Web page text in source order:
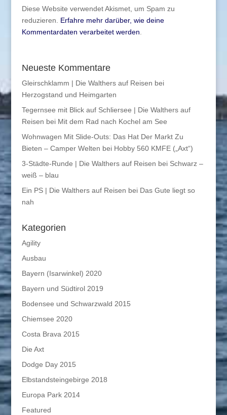
Diese Website verwendet Akismet, um Spam zu
reduzieren. Erfahre mehr darüber, wie deine
Kommentardaten verarbeitet werden
Neueste Kommentare
Gleirschklamm | Die Walthers auf Reisen bei
Herzogstand und Heimgarten
Tegernsee mit Blick auf Schliersee | Die Walthers auf
Reisen bei Mit dem Rad nach Kochel am See
Wohnwagen Mit Slide-Outs: Das Hat Der Markt Zu
Bieten – Camper Welten bei Hobby 560 KMFE („Axt“)
3-Städte-Runde | Die Walthers auf Reisen bei Schwarz –
weiß – blau
Ein PS | Die Walthers auf Reisen bei Das Gute liegt so
nah
Kategorien
Agility
Ausbau
Bayern (Isarwinkel) 2020
Bayern und Südtirol 2019
Bodensee und Schwarzwald 2015
Chiemsee 2020
Costa Brava 2015
Die Axt
Dodge Day 2015
Elbstandsteingebirge 2018
Europa Park 2014
Featured